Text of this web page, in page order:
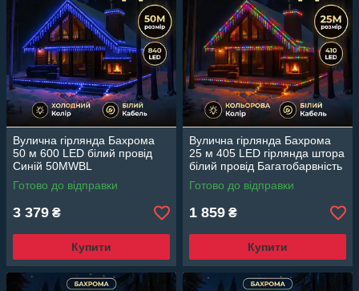
Вулична гірлянда Бахрома
50 м 600 LED білий провід
Синій 50MWBL
Готово до відправки
3 379 ₴
Купити
Вулична гірлянда Бахрома
25 м 405 LED гірлянда штора
білий провід Багатобарвність
25MWML
Готово до відправки
1 859 ₴
Купити